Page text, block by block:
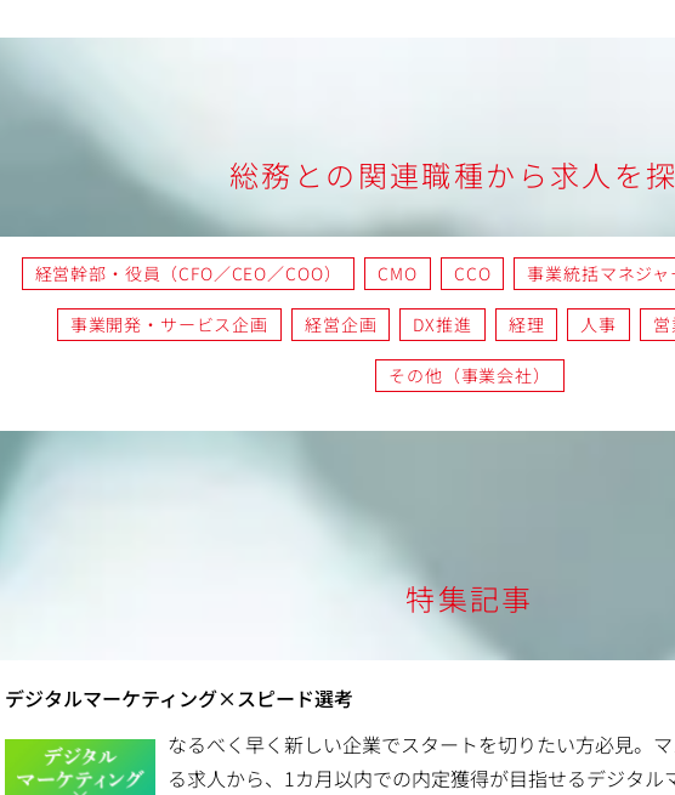
総務との関連職種から求人を
経営幹部・役員（CFO／CEO／COO） CMO CCO 事業統括マネジャ
事業開発・サービス企画 経営企画 DX推進 経理 人事
その他（事業会社）
特集記事
デジタルマーケティング×スピード選考
なるべく早く新しい企業でスタートを切りたい方必見。
る求人から、1カ月以内での内定獲得が目指せるデジタ